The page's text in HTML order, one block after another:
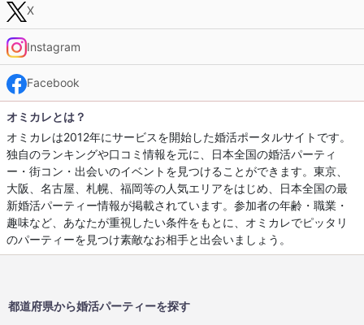
X
Instagram
Facebook
オミカレとは？
オミカレは2012年にサービスを開始した婚活ポータルサイトです。
独自のランキングや口コミ情報を元に、日本全国の婚活パーティ
ー・街コン・出会いのイベントを見つけることができます。東京、
大阪、名古屋、札幌、福岡等の人気エリアをはじめ、日本全国の最
新婚活パーティー情報が掲載されています。参加者の年齢・職業・
趣味など、あなたが重視したい条件をもとに、オミカレでピッタリ
のパーティーを見つけ素敵なお相手と出会いましょう。
都道府県から婚活パーティーを探す